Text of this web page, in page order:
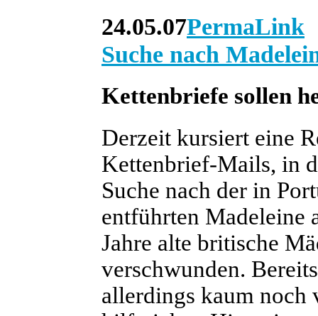
24.05.07PermaLink
Suche nach
Kettenbriefe sollen
Derzeit kursiert eine
Kettenbrief-Mails, in
Suche nach der in
entführten Madeleine
Jahre alte britische
verschwunden.
allerdings kaum noch